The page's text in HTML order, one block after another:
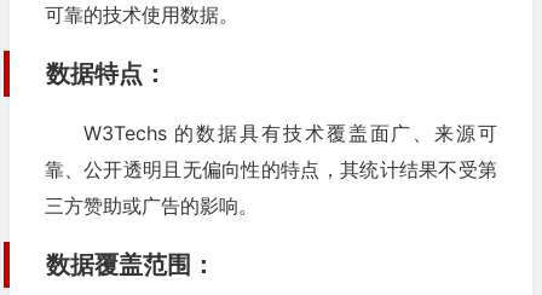
可靠的技术使用数据。
数据特点：
W3Techs 的数据具有技术覆盖面广、来源可
靠、公开透明且无偏向性的特点，其统计结果不受第
三方赞助或广告的影响。
数据覆盖范围：